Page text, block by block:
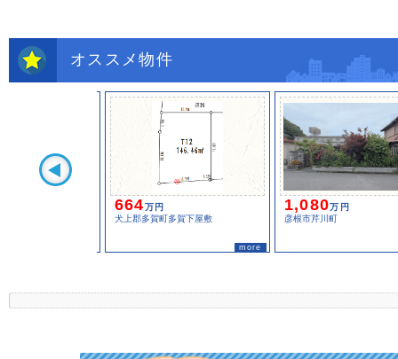
オススメ物件
664万円
犬上郡多賀町多賀下屋敷
more
1,080万円
彦根市芹川町